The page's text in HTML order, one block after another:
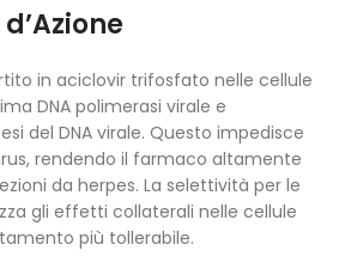
in aciclovir trifosfato nelle cellule
DNA polimerasi virale e
del DNA virale. Questo impedisce
rendendo il farmaco altamente
da herpes. La selettività per le
gli effetti collaterali nelle cellule
più tollerabile.